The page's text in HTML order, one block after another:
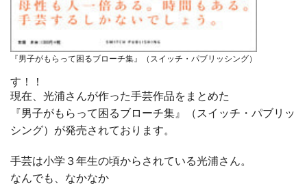
『男子がもらって困るブローチ集』（スイッチ・パブリッシング）
す！！
現在、光浦さんが作った手芸作品をまとめた
『男子がもらって困るブローチ集』（スイッチ・パブリッ
シング）が発売されております。
手芸は小学３年生の頃からされている光浦さん。
なんでも、なかなか